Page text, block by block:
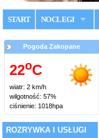
START NOCLEGI
Pogoda Zakopane
22oC
wiatr: 2 km/h
wilgotność: 57%
ciśnienie: 1018hpa
ROZRYWKA I USŁUGI